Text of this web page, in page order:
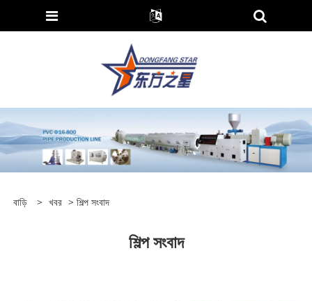
বাড়ি > খবর > শিল্প সংবাদ
শিল্প সংবাদ